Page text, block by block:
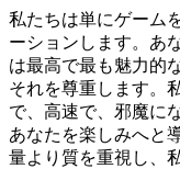
私たちは単にゲーム
ーションします。あ
は最高で最も魅力的
それを尊重します。
で、高速で、邪魔に
あなたを楽しみへと
量より質を重視し、